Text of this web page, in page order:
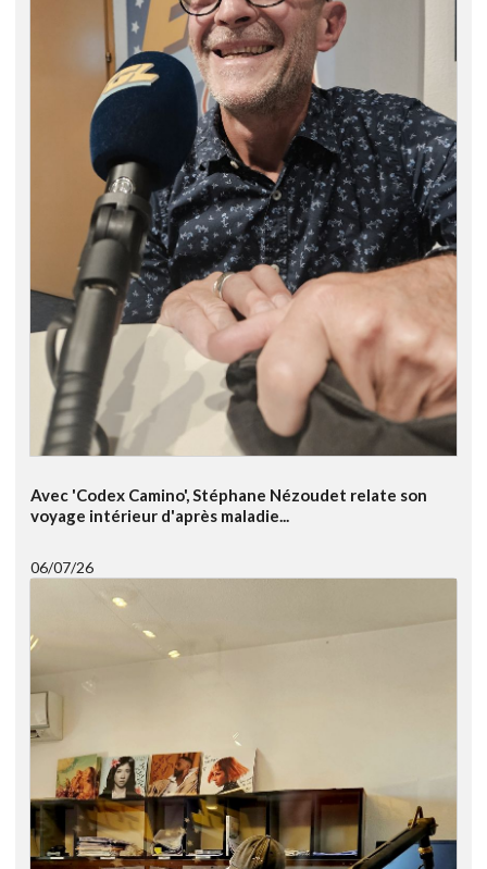
Avec 'Codex Camino', Stéphane Nézoudet relate son
voyage intérieur d'après maladie...
06/07/26